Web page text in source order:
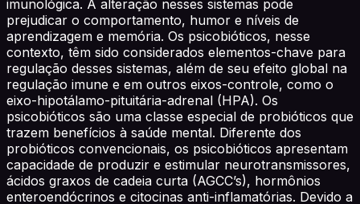
imunológica. A alteração nesses sistemas pode
prejudicar o comportamento, humor e níveis de
aprendizagem e memória. Os psicobióticos, nesse
contexto, têm sido considerados elementos-chave para
regulação desses sistemas, além de seu efeito global na
regulação imune e em outros eixos-controle, como o
eixo-hipotálamo-pituitária-adrenal (HPA). Os
psicobióticos são uma classe especial de probióticos que
trazem benefícios à saúde mental. Diferente dos
probióticos convencionais, os psicobióticos apresentam
capacidade de produzir e estimular neurotransmissores,
ácidos graxos de cadeia curta (AGCC’s), hormônios
enteroendócrinos e citocinas anti-inflamatórias. Devido a